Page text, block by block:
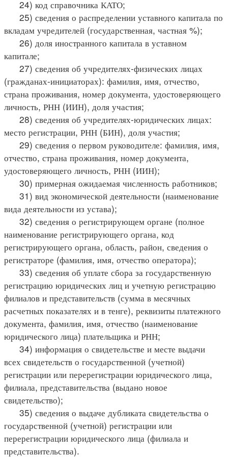
24) код справочника КАТО;
25) сведения о распределении уставного капитала по
вкладам учредителей (государственная, частная %);
26) доля иностранного капитала в уставном
капитале;
27) сведения об учредителях-физических лицах
(гражданах-инициаторах): фамилия, имя, отчество,
страна проживания, номер документа, удостоверяющего
личность, РНН (ИИН), доля участия;
28) сведения об учредителях-юридических лицах:
место регистрации, РНН (БИН), доля участия;
29) сведения о первом руководителе: фамилия, имя,
отчество, страна проживания, номер документа,
удостоверяющего личность, РНН (ИИН);
30) примерная ожидаемая численность работников;
31) вид экономической деятельности (наименование
вида деятельности из устава);
32) сведения о регистрирующем органе (полное
наименование регистрирующего органа, код
регистрирующего органа, область, район, сведения о
регистраторе (фамилия, имя, отчество оператора);
33) сведения об уплате сбора за государственную
регистрацию юридических лиц и учетную регистрацию
филиалов и представительств (сумма в месячных
расчетных показателях и в тенге), реквизиты платежного
документа, фамилия, имя, отчество (наименование
юридического лица) плательщика и РНН;
34) информация о свидетельстве и месте выдачи
всех свидетельств о государственной (учетной)
регистрации или перерегистрации юридического лица,
филиала, представительства (выдано новое
свидетельство);
35) сведения о выдаче дубликата свидетельства о
государственной (учетной) регистрации или
перерегистрации юридического лица (филиала и
представительства).